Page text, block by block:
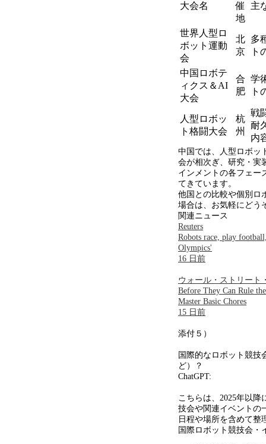
大会名
催
地
主
世界人型ロ
ボット運動
会
北
京
多
ト
中国ロボテ
ィクス＆ AI
大会
合
肥
学
ト
人型ロボッ
ト格闘大会
杭
州
戦
耐
内
中国では、人型ロボッ
会が相次ぎ、研究・実
インメントの各フェー
てきています。
他国との比較や個別ロ
場合は、お気軽にどう
関連ニュース
Reuters
Robots race, play
Olympics'
16 日前
ウォール・ストリート
Before They Can Rule
Master Basic Chores
15 日前
添付５）
国際的なロボット競技
ど）？
ChatGPT:
こちらは、 2025年以降
技会や関連イベントの
日程や場所を含めて整
国際ロボット競技会・